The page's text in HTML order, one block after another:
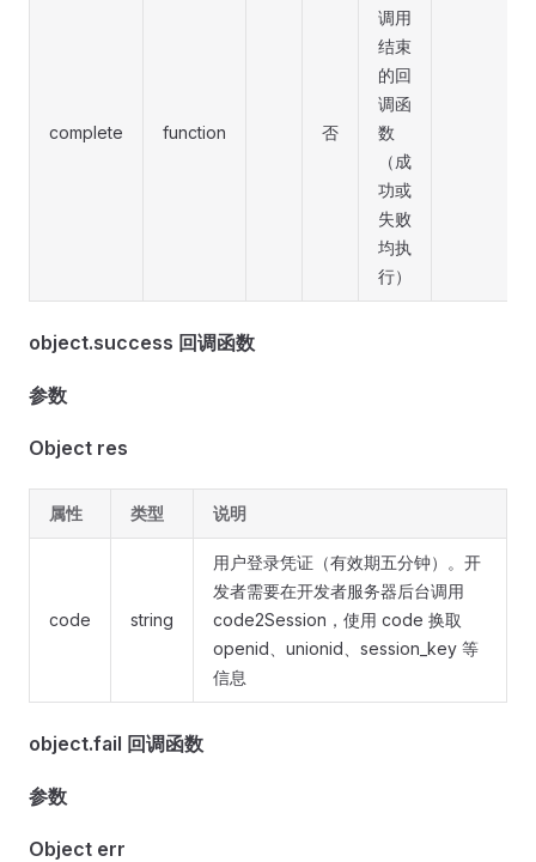
complete function 否
调用
结束
的回
调函
数
（成
功或
失败
均执
行）
object.success 回调函数
参数
Object res
属性 类型 说明
code string
用户登录凭证（有效期五分钟）。开
发者需要在开发者服务器后台调用
code2Session，使用 code 换取
openid、unionid、session_key 等
信息
object.fail 回调函数
参数
Object err